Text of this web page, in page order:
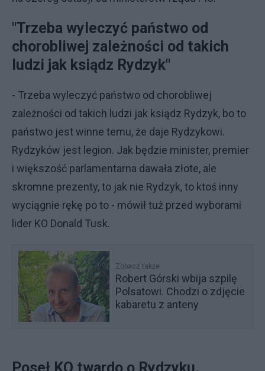
"Trzeba wyleczyć państwo od
chorobliwej zależności od takich
ludzi jak ksiądz Rydzyk"
- Trzeba wyleczyć państwo od chorobliwej
zależności od takich ludzi jak ksiądz Rydzyk, bo to
państwo jest winne temu, że daje Rydzykowi.
Rydzyków jest legion. Jak będzie minister, premier
i większość parlamentarna dawała złote, ale
skromne prezenty, to jak nie Rydzyk, to ktoś inny
wyciągnie rękę po to - mówił tuż przed wyborami
lider KO Donald Tusk.
Zobacz także
Robert Górski wbija szpilę
Polsatowi. Chodzi o zdjęcie
kabaretu z anteny